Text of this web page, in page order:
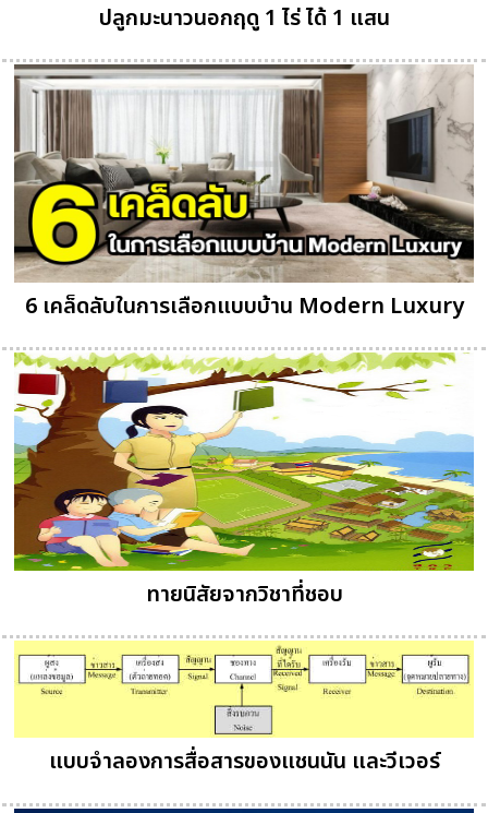
ปลูกมะนาวนอกฤดู 1 ไร่ ได้ 1 แสน
6 เคล็ดลับในการเลือกแบบบ้าน Modern Luxury
ทายนิสัยจากวิชาที่ชอบ
แบบจำลองการสื่อสารของแชนนัน และวีเวอร์